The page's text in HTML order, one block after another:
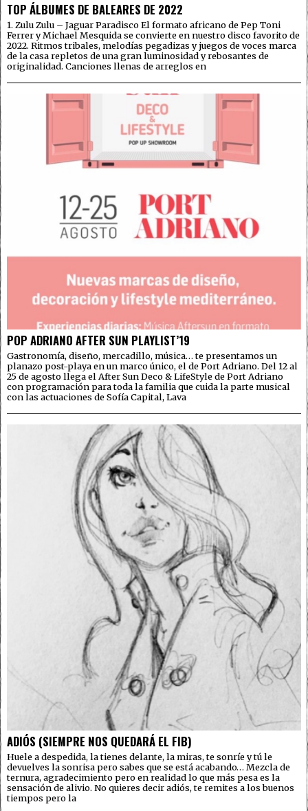
TOP ÁLBUMES DE BALEARES DE 2022
1. Zulu Zulu – Jaguar Paradisco El formato africano de Pep Toni
Ferrer y Michael Mesquida se convierte en nuestro disco favorito de
2022. Ritmos tribales, melodías pegadizas y juegos de voces marca
de la casa repletos de una gran luminosidad y rebosantes de
originalidad. Canciones llenas de arreglos en
POP ADRIANO AFTER SUN PLAYLIST’19
Gastronomía, diseño, mercadillo, música… te presentamos un
planazo post-playa en un marco único, el de Port Adriano. Del 12 al
25 de agosto llega el After Sun Deco & LifeStyle de Port Adriano
con programación para toda la familia que cuida la parte musical
con las actuaciones de Sofía Capital, Lava
ADIÓS (SIEMPRE NOS QUEDARÁ EL FIB)
Huele a despedida, la tienes delante, la miras, te sonríe y tú le
devuelves la sonrisa pero sabes que se está acabando… Mezcla de
ternura, agradecimiento pero en realidad lo que más pesa es la
sensación de alivio. No quieres decir adiós, te remites a los buenos
tiempos pero la